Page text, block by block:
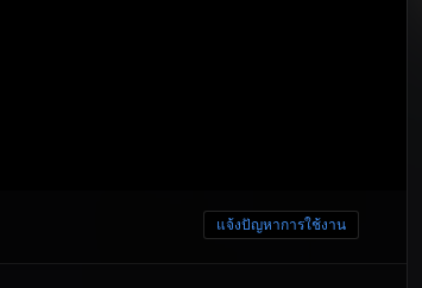
แจ้งปัญหาการใช้งาน